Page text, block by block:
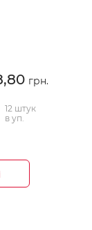
грн.
12 штук
в уп.